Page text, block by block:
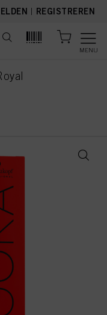
| REGISTREREN
MENU